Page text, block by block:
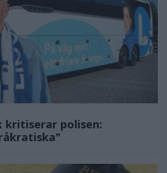
kritiserar polisen: